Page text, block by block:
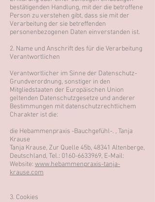
bestätigenden Handlung, mit der die betroffene
Person zu verstehen gibt, dass sie mit der
Verarbeitung der sie betreffenden
personenbezogenen Daten einverstanden ist.
2. Name und Anschrift des für die Verarbeitung
Verantwortlichen
Verantwortlicher im Sinne der Datenschutz-
Grundverordnung, sonstiger in den
Mitgliedstaaten der Europäischen Union
geltenden Datenschutzgesetze und anderer
Bestimmungen mit datenschutzrechtlichem
Charakter ist die:
die Hebammenpraxis -Bauchgefühl-. , Tanja
Krause
Tanja Krause, Zur Quelle 45b, 48341 Altenberge,
Deutschland, Tel.: 0160-6633969, E-Mail:
Website: www.hebammenpraxis-tanja-
krause.com
3. Cookies